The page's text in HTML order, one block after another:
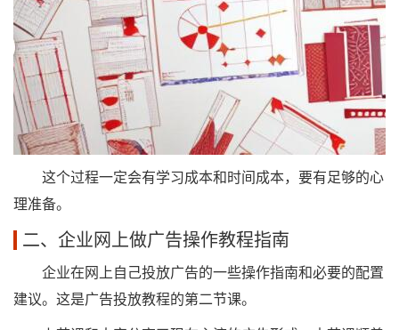
这个过程一定会有学习成本和时间成本，要有足够的心
理准备。
二、企业网上做广告操作教程指南
企业在网上自己投放广告的一些操作指南和必要的配置
建议。这是广告投放教程的第二节课。